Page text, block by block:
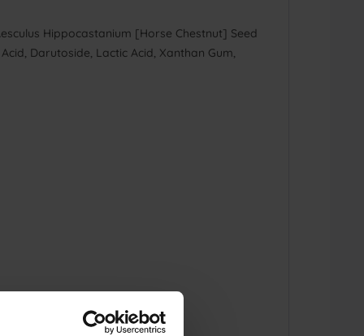
Hippocastanium [Horse Chestnut] Seed
Darutoside, Lactic Acid, Xanthan Gum,